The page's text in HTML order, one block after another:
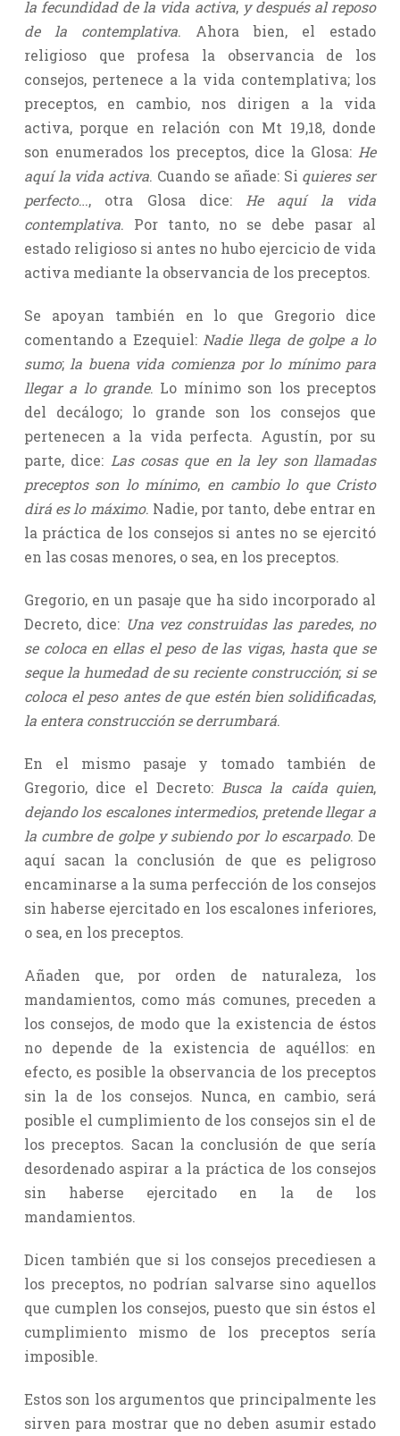
la fecundidad de la vida activa,y después al reposo
de la contemplativa. Ahora bien, el estado
religioso que profesa la observancia de los
consejos, pertenece a la vida contemplativa; los
preceptos, en cambio, nos dirigen a la vida
activa, porque en relación con Mt 19,18, donde
son enumerados los preceptos, dice la Glosa: He
aquí la vida activa. Cuando se añade: Si quieres ser
perfecto…, otra Glosa dice: He aquí la vida
contemplativa. Por tanto, no se debe pasar al
estado religioso si antes no hubo ejercicio de vida
activa mediante la observancia de los preceptos.
Se apoyan también en lo que Gregorio dice
comentando a Ezequiel: Nadie llega de golpe a lo
sumo;la buena vida comienza por lo mínimo para
llegar a lo grande. Lo mínimo son los preceptos
del decálogo; lo grande son los consejos que
pertenecen a la vida perfecta. Agustín, por su
parte, dice: Las cosas que en la ley son llamadas
preceptos son lo mínimo, en cambio lo que Cristo
dirá es lo máximo. Nadie, por tanto, debe entrar en
la práctica de los consejos si antes no se ejercitó
en las cosas menores, o sea, en los preceptos.
Gregorio, en un pasaje que ha sido incorporado al
Decreto, dice: Una vez construidas las paredes,no
se coloca en ellas el peso de las vigas, hasta que se
seque la humedad de su reciente construcción; si se
coloca el peso antes de que estén bien solidificadas,
la entera construcción se derrumbará.
En el mismo pasaje y tomado también de
Gregorio, dice el Decreto: Busca la caída quien,
dejando los escalones intermedios, pretende llegar a
la cumbre de golpe y subiendo por lo escarpado. De
aquí sacan la conclusión de que es peligroso
encaminarse a la suma perfección de los consejos
sin haberse ejercitado en los escalones inferiores,
o sea, en los preceptos.
Añaden que, por orden de naturaleza, los
mandamientos, como más comunes, preceden a
los consejos, de modo que la existencia de éstos
no depende de la existencia de aquéllos: en
efecto, es posible la observancia de los preceptos
sin la de los consejos. Nunca, en cambio, será
posible el cumplimiento de los consejos sin el de
los preceptos. Sacan la conclusión de que sería
desordenado aspirar a la práctica de los consejos
sin haberse ejercitado en la de los
mandamientos.
Dicen también que si los consejos precediesen a
los preceptos, no podrían salvarse sino aquellos
que cumplen los consejos, puesto que sin éstos el
cumplimiento mismo de los preceptos sería
imposible.
Estos son los argumentos que principalmente les
sirven para mostrar que no deben asumir estado